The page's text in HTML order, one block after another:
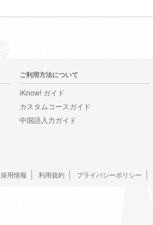
ご利用方法について
iKnow! ガイド
カスタムコースガイド
中国語入力ガイド
採用情報 利用規約 プライバシーポリシー